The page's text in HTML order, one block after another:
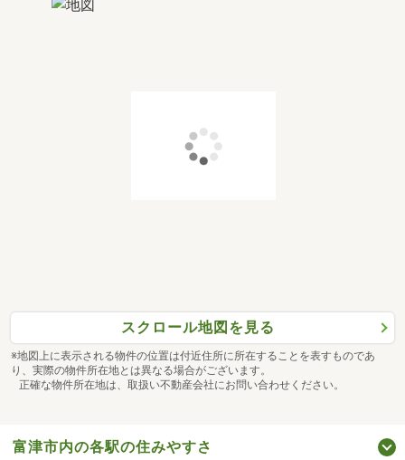
ご希望条件を伺いながら整理し、他にもお客様に合う物件
客様のご希望に合わせた新築住宅、中古住宅、マンショ
ン、土地等のご購入を全力でサポートさせていただきま
◆現在、物件買取も積極的に行っております。
【他社でお見積りしたが思ったような金額が付かない...】
スクロール地図を見る
※地図上に表示される物件の位置は付近住所に所在することを表すものであ
り、実際の物件所在地とは異なる場合がございます。
正確な物件所在地は、取扱い不動産会社にお問い合わせください。
富津市内の各駅の住みやすさ